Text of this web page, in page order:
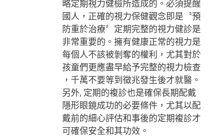
略定期視力健檢所造成的。必須提醒
國人，正確的視力保健觀念即是〝預
防重於治療〞定期完整的視力健診是
非常重要的。擁有健康正常的視力是
每個人不該被剝奪的權利，尤其對於
孩童們更應盡早給予完整的視力檢查
，千萬不要等到徵兆發生後才就醫。
另外, 定期的複診也是確保長期配戴
隱形眼鏡成功的必要條件，尤其以配
戴前的細心評估和事後的定期複診才
可確保安全和其功效。